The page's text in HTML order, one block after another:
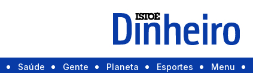
Saúde Gente Planeta Esportes Menu